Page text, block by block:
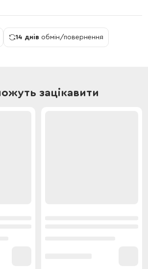
14 днів обмін/повернення
зацікавити